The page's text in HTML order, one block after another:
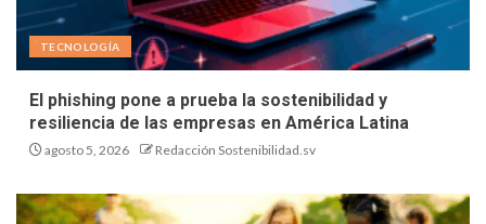
TECNOLOGÍA
El phishing pone a prueba la sostenibilidad y
resiliencia de las empresas en América Latina
agosto 5, 2026 Redacción Sostenibilidad.sv